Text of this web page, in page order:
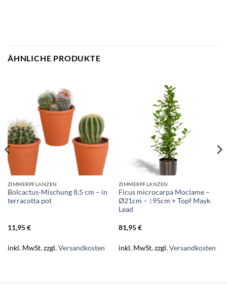
ÄHNLICHE PRODUKTE
ZIMMERPFLANZEN
Bolcactus-Mischung 8,5 cm – in
terracotta pot
11,95€
inkl. MwSt.zzgl.Versandkosten
ZIMMERPFLANZEN
Ficus microcarpa Moclame –
Ø21cm – ↕95cm + Topf Mayk
Lead
81,95€
inkl. MwSt.zzgl.Versandkosten